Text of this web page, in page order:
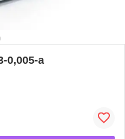
0,005-а